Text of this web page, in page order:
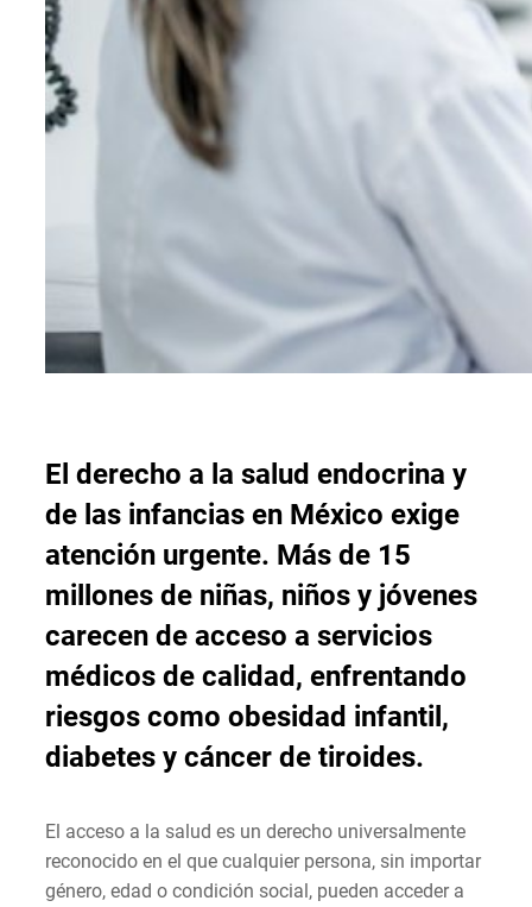
El derecho a la salud endocrina y
de las infancias en México exige
atención urgente. Más de 15
millones de niñas, niños y jóvenes
carecen de acceso a servicios
médicos de calidad, enfrentando
riesgos como obesidad infantil,
diabetes y cáncer de tiroides.
El acceso a la salud es un derecho universalmente
reconocido en el que cualquier persona, sin importar
género, edad o condición social, pueden acceder a